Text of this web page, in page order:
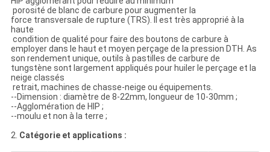
porosité de blanc de carbure pour augmenter la
force transversale de rupture (TRS). Il est très approprié à la
haute
condition de qualité pour faire des boutons de carbure à
employer dans le haut et moyen perçage de la pression DTH. As
son rendement unique, outils à pastilles de carbure de
tungstène sont largement appliqués pour huiler le perçage et la
neige classés
retrait, machines de chasse-neige ou équipements.
--Dimension : diamètre de 8-22mm, longueur de 10-30mm ;
--Agglomération de HIP ;
--moulu et non à la terre ;
2. Catégorie et applications :